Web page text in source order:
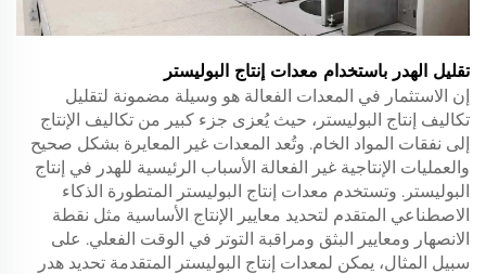
تقليل الهدر باستخدام معدات إنتاج البوليستر
إن الاستثمار في المعدات الفعالة هو وسيلة مضمونة لتقليل
تكاليف إنتاج البوليستر، حيث يُعزى جزء كبير من تكاليف الإنتاج
إلى نفقات المواد الخام. وتُعد المعدات غير المعايرة بشكل صحيح
والعمليات الإنتاجية غير الفعالة الأسباب الرئيسية للهدر في إنتاج
البوليستر. وتستخدم معدات إنتاج البوليستر المتطورة الذكاء
الاصطناعي المتقدم لتحديد معايير الإنتاج الأساسية مثل نقطة
الانصهار ومعايير البثق ومراقبة التوتر في الوقت الفعلي. على
سبيل المثال، يمكن لمعدات إنتاج البوليستر المتقدمة تحديد هدر